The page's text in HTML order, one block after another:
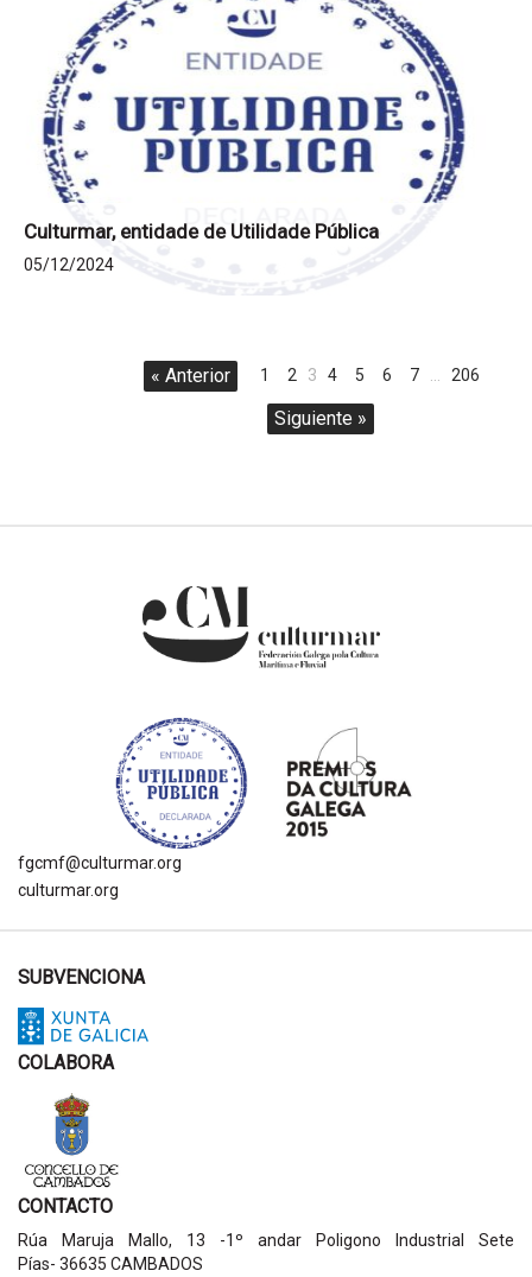
Culturmar, entidade de Utilidade Pública
05/12/2024
« Anterior 1 2 3 4 5 6 7 206
Siguiente »
fgcmf@culturmar.org
culturmar.org
SUBVENCIONA
COLABORA
CONTACTO
Rúa Maruja Mallo, 13 -1º andar Poligono Industrial Sete
Pías- 36635 CAMBADOS